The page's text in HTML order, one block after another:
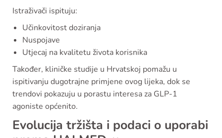
Istraživači ispituju:
Učinkovitost doziranja
Nuspojave
Utjecaj na kvalitetu života korisnika
Također, kliničke studije u Hrvatskoj pomažu u
ispitivanju dugotrajne primjene ovog lijeka, dok se
trendovi pokazuju u porastu interesa za GLP-1
agoniste općenito.
Evolucija tržišta i podaci o uporabi